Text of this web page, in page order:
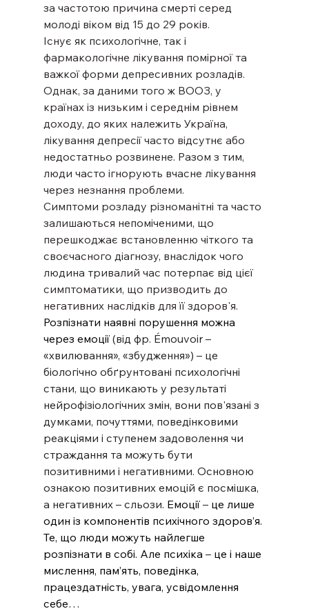
за частотою причина смерті серед
молоді віком від 15 до 29 років.
Існує як психологічне, так і
фармакологічне лікування помірної та
важкої форми депресивних розладів.
Однак, за даними того ж ВООЗ, у
країнах із низьким і середнім рівнем
доходу, до яких належить Україна,
лікування депресії часто відсутнє або
недостатньо розвинене. Разом з тим,
люди часто ігнорують вчасне лікування
через незнання проблеми.
Симптоми розладу різноманітні та часто
залишаються непоміченими, що
перешкоджає встановленню чіткого та
своєчасного діагнозу, внаслідок чого
людина тривалий час потерпає від цієї
симптоматики, що призводить до
негативних наслідків для її здоров'я.
Розпізнати наявні порушення можна
через емоції (від фр. Émouvoir –
«хвилювання», «збудження») – це
біологічно обґрунтовані психологічні
стани, що виникають у результаті
нейрофізіологічних змін, вони пов'язані з
думками, почуттями, поведінковими
реакціями і ступенем задоволення чи
страждання та можуть бути
позитивними і негативними. Основною
ознакою позитивних емоцій є посмішка,
а негативних – сльози. Емоції – це лише
один із компонентів психічного здоров’я.
Те, що люди можуть найлегше
розпізнати в собі. Але психіка – це і наше
мислення, пам’ять, поведінка,
працездатність, увага, усвідомлення
себе…